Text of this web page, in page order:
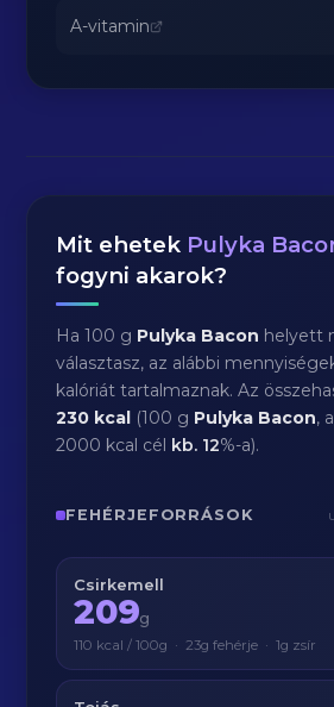
A-vitamin
Mit ehetek Pulyka
fogyni akarok?
Ha 100 g Pulyka Bacon helyett
választasz, az alábbi
kalóriát tartalmaznak. Az
230 kcal (100 g Pulyka Bacon,
2000 kcal cél kb. 12%-a).
FEHÉRJEFORRÁSOK
Csirkemell
209g
110 kcal / 100g · 23g fehérje · 1g zsír